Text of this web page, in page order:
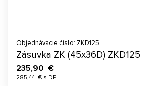
Objednávacie číslo: ZKD125
Zásuvka ZK (45x36D) ZKD125
235,90 €
285,44 € s DPH